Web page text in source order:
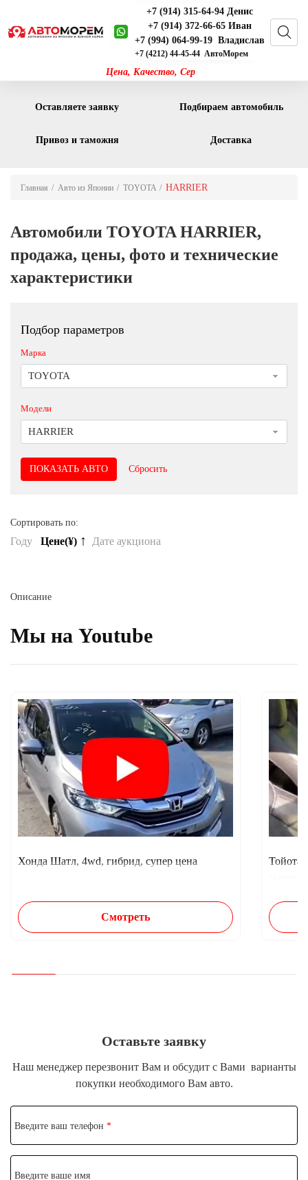
Цена, Качество, С
+7 (914) 315-64-94 Денис
+7 (914) 372-66-65 Иван
+7 (994) 064-99-19 Владислав
+7 (4212) 44-45-44 АвтоМорем
Оставляете заявку Подбираем автомобиль
Привоз и таможня Доставка
Главная Авто из Японии TOYOTA HARRIER
Автомобили TOYOTA HARRIER,
продажа, цены, фото и технические
характеристики
Подбор параметров
Марка
TOYOTA
Модели
HARRIER
Сбросить
Сортировать по:
Году Цене(¥) ↑ Дате аукциона
Описание
Мы на Youtube
Хонда Шатл, 4wd, гибрид, супер цена
Смотреть
Тойота
Оставьте заявку
Наш менеджер перезвонит Вам и обсудит с Вами варианты
покупки необходимого Вам авто.
Введите ваш телефон *
Введите ваше имя